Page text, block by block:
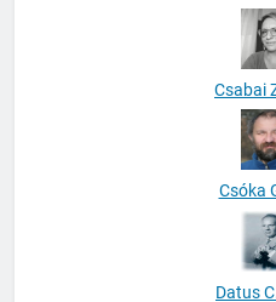
David
Csabai
Csóka